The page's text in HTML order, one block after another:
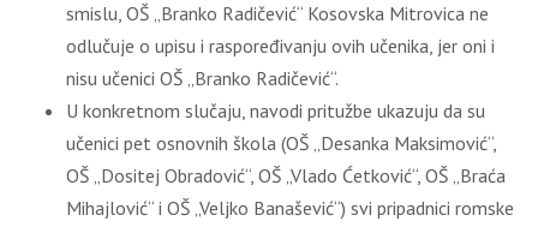
smislu, OŠ „Branko Radičević“ Kosovska Mitrovica ne
odlučuje o upisu i raspoređivanju ovih učenika, jer oni i
nisu učenici OŠ „Branko Radičević“.
U konkretnom slučaju, navodi pritužbe ukazuju da su
učenici pet osnovnih škola (OŠ „Desanka Maksimović“,
OŠ „Dositej Obradović“, OŠ „Vlado Ćetković“, OŠ „Braća
Mihajlović“ i OŠ „Veljko Banašević“) svi pripadnici romske